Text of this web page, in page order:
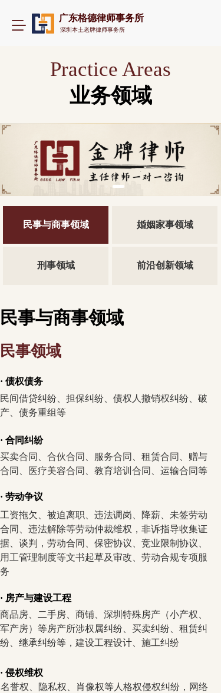
T
广东格德律师事务所
深圳本土老牌律师事务所
Practice Areas
业务领域
民事与商事领域 婚姻家事领域
刑事领域 前沿创新领域
民事与商事领域
民事领域
· 债权债务
民间借贷纠纷、担保纠纷、债权人撤销权纠纷、破
产、债务重组等
· 合同纠纷
· 劳动争议
· 房产与建设工程
· 侵权维权
买卖合同、合伙合同、服务合同、租赁合同、赠与
合同、医疗美容合同、教育培训合同、运输合同等
工资拖欠、被迫离职、违法调岗、降薪、未签劳动
合同、违法解除等劳动仲裁维权，非诉指导收集证
据、谈判，劳动合同、保密协议、竞业限制协议、
用工管理制度等文书起草及审改、劳动合规专项服
务
商品房、二手房、商铺、深圳特殊房产（小产权、
军产房）等房产所涉权属纠纷、买卖纠纷、租赁纠
纷、继承纠纷等，建设工程设计、施工纠纷
名誉权、隐私权、肖像权等人格权侵权纠纷，网络